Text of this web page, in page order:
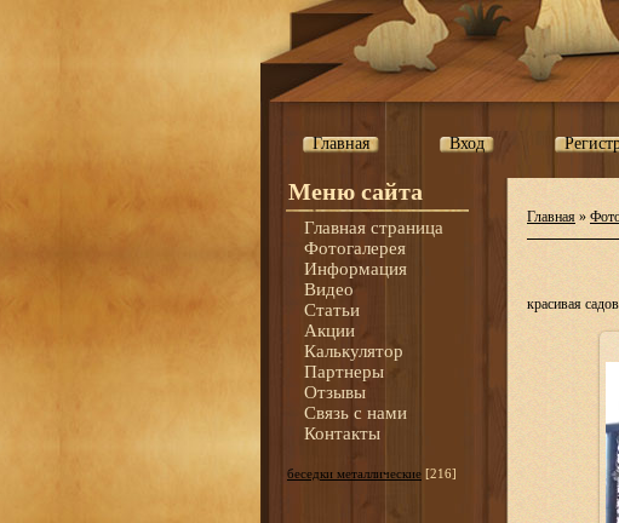
Главная Вход
Меню сайта
Главная страница
Фотогалерея
Информация
Видео
Статьи
Акции
Калькулятор
Партнеры
Отзывы
Связь с нами
Контакты
беседки металлические [216]
Главная »
красивая